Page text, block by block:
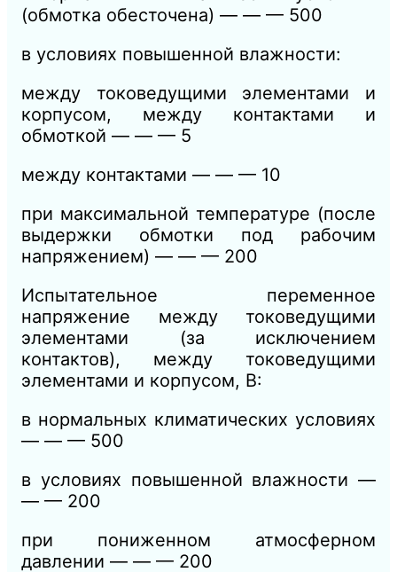
(обмотка обесточена) — — — 500
в условиях повышенной влажности:
между токоведущими элементами и
корпусом, между контактами и
обмоткой — — — 5
между контактами — — — 10
при максимальной температуре (после
выдержки обмотки под рабочим
напряжением) — — — 200
Испытательное переменное
напряжение между токоведущими
элементами (за исключением
контактов), между токоведущими
элементами и корпусом, В:
в нормальных климатических условиях
— — — 500
в условиях повышенной влажности —
— — 200
при пониженном атмосферном
давлении — — — 200